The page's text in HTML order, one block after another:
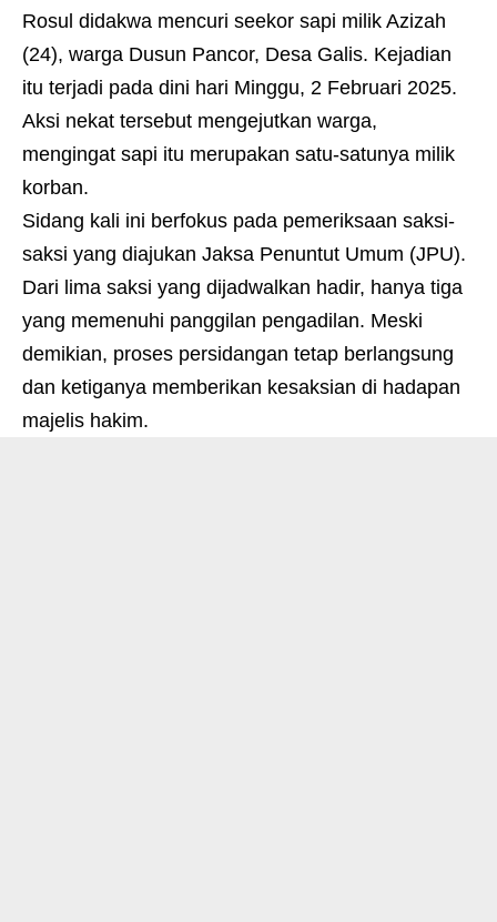
Rosul didakwa mencuri seekor sapi milik Azizah
(24), warga Dusun Pancor, Desa Galis. Kejadian
itu terjadi pada dini hari Minggu, 2 Februari 2025.
Aksi nekat tersebut mengejutkan warga,
mengingat sapi itu merupakan satu-satunya milik
korban.
Sidang kali ini berfokus pada pemeriksaan saksi-
saksi yang diajukan Jaksa Penuntut Umum (JPU).
Dari lima saksi yang dijadwalkan hadir, hanya tiga
yang memenuhi panggilan pengadilan. Meski
demikian, proses persidangan tetap berlangsung
dan ketiganya memberikan kesaksian di hadapan
majelis hakim.